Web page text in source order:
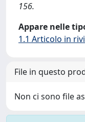
156.
Appare nelle
1.1 Articolo in
File in questo
Non ci sono file